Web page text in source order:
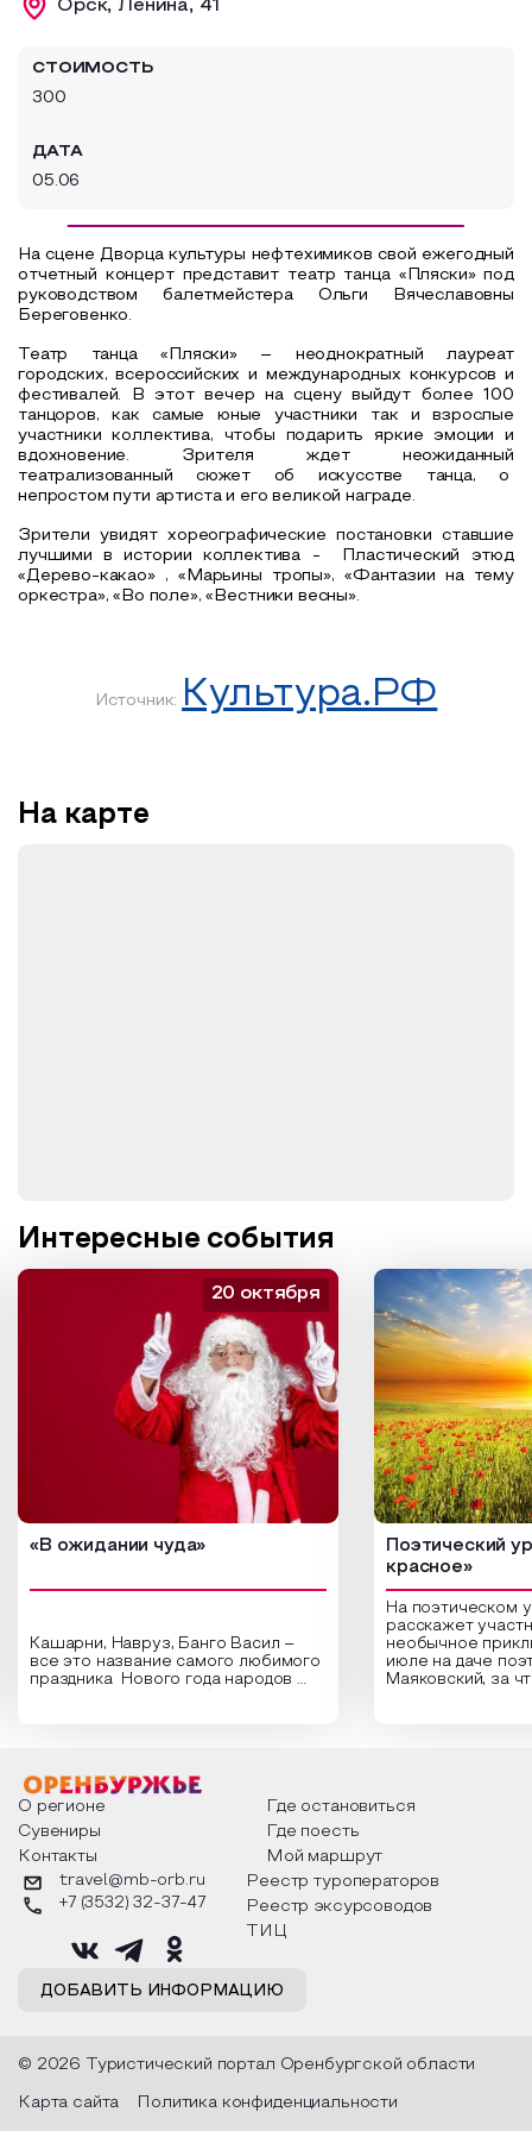
Аттестованные экскурсоводы
Все маршруты
Орск, Ленина, 41
СТОИМОСТЬ
300
ДАТА
05.06
На сцене Дворца культуры нефтехимиков свой ежегодный
отчетный концерт представит театр танца «Пляски» под
руководством балетмейстера Ольги Вячеславовны
Береговенко.
Театр танца «Пляски» – неоднократный лауреат
городских, всероссийских и международных конкурсов и
фестивалей. В этот вечер на сцену выйдут более 100
танцоров, как самые юные участники так и взрослые
участники коллектива, чтобы подарить яркие эмоции и
вдохновение. Зрителя ждет неожиданный
театрализованный сюжет об искусстве танца, о
непростом пути артиста и его великой награде.
Зрители увидят хореографические постановки ставшие
лучшими в истории коллектива - Пластический этюд
«Дерево-какао» , «Марьины тропы», «Фантазии на тему
оркестра», «Во поле», «Вестники весны».
Источник: Культура.РФ
На карте
Интересные события
«В ожидании чуда»
Кашарни, Навруз, Банго Васил –
все это название самого любимого
праздника Нового года народов
о том, как встречают новый год в
разных уголках страны, какие
обряды совершают на удачу и
благополучие, в чем схожи и
различаются традиции. Кто такой
Дед Мороз и откуда он пришел, как
его называют в разных уголках
страны и как появились елочные
20 октября
Поэтический
красное»
На поэтическом
расскажет
необычное
июле на даче
Маяковский, за
Твардовского и
каждой строчке
восхищение
яркому времени
О регионе
Где остановиться
Сувениры
Где поесть
Контакты
Мой маршрут
ДОБАВИТЬ ИНФОРМАЦИЮ
travel@mb-orb.ru
+7 (3532) 32-37-47
Реестр туроператоров
Реестр эксурсоводов
ТИЦ
© 2026 Туристический портал Оренбургской области
Карта сайта Политика конфиденциальности